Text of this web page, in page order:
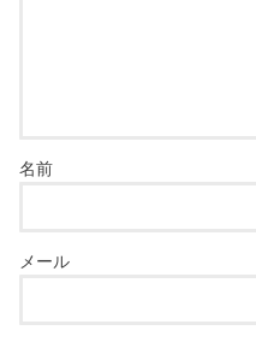
名前
メール